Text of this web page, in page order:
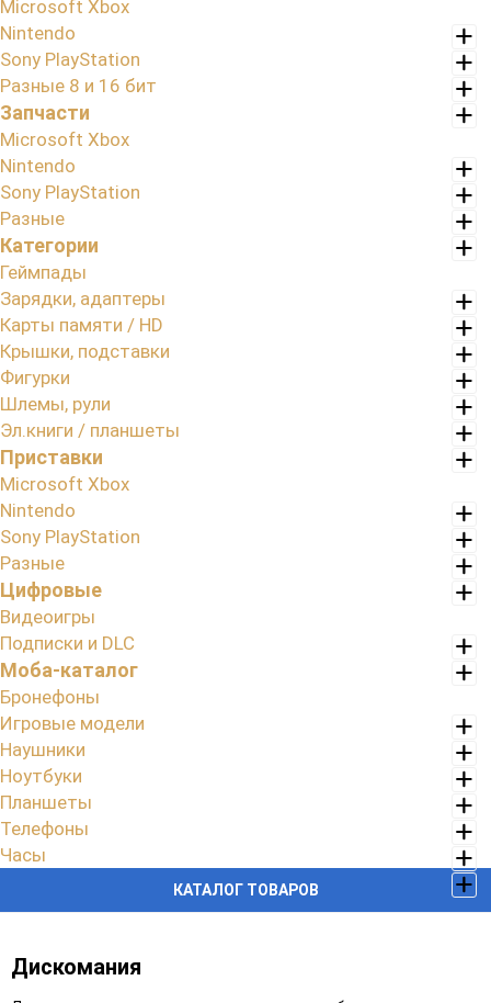
КАТАЛОГ ТОВАРОВ
Microsoft Xbox
Nintendo
Sony PlayStation
Разные 8 и 16 бит
Запчасти
Microsoft Xbox
Nintendo
Sony PlayStation
Разные
Категории
Геймпады
Зарядки, адаптеры
Карты памяти / HD
Крышки, подставки
Фигурки
Шлемы, рули
Эл.книги / планшеты
Приставки
Microsoft Xbox
Nintendo
Sony PlayStation
Разные
Цифровые
Видеоигры
Подписки и DLC
Моба-каталог
Бронефоны
Игровые модели
Наушники
Ноутбуки
Планшеты
Телефоны
Часы
Дискомания